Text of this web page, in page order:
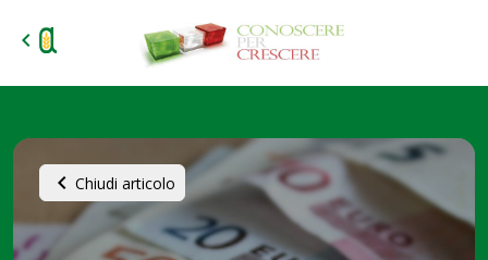
chevron_left
chevron_left Chiudi articolo